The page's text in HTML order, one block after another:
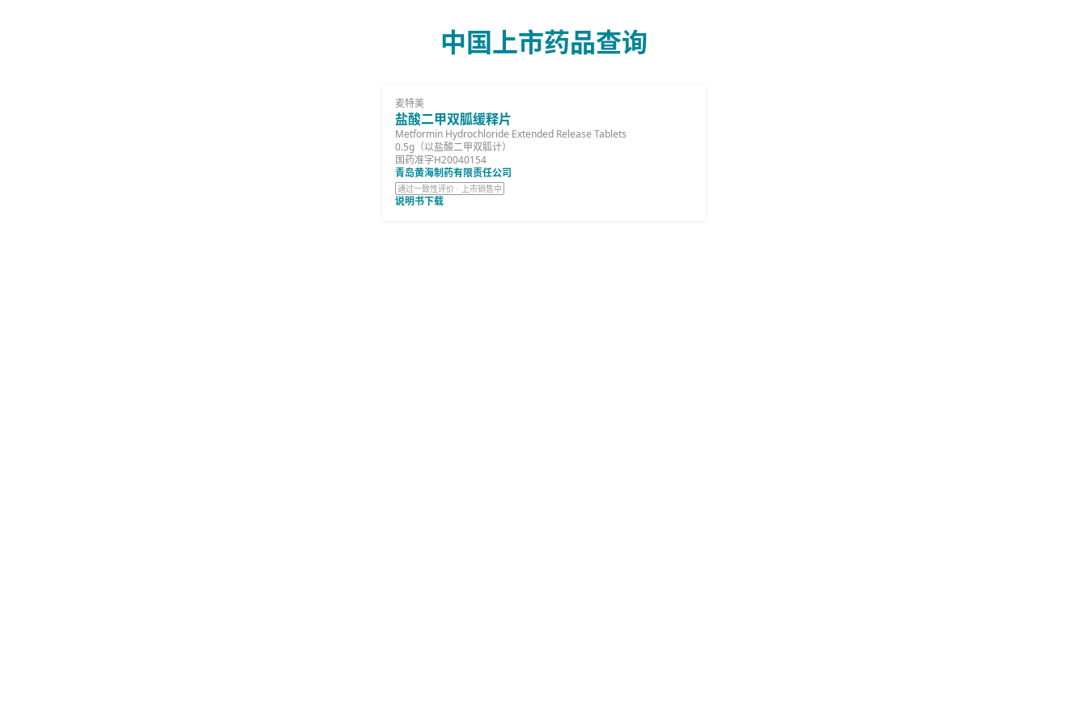
中国上市药品查询
麦特美
盐酸二甲双胍缓释片
Metformin Hydrochloride Extended Release Tablets
0.5g（以盐酸二甲双胍计）
国药准字H20040154
青岛黄海制药有限责任公司
通过一致性评价 · 上市销售中
说明书下载